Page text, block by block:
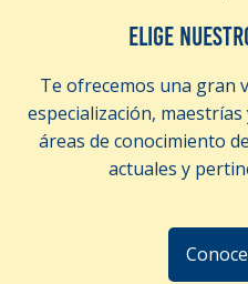
ELIGE
Te ofrecemos una gran
especialización,
áreas de conocimiento
actuales y